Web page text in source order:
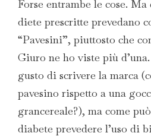
Forse entrambe le cose.
diete prescritte prevedano
“Pavesini”, piuttosto che
Giuro ne ho viste più
gusto di scrivere la marca
pavesino rispetto a una
grancereale?), ma come
diabete prevedere l’uso di